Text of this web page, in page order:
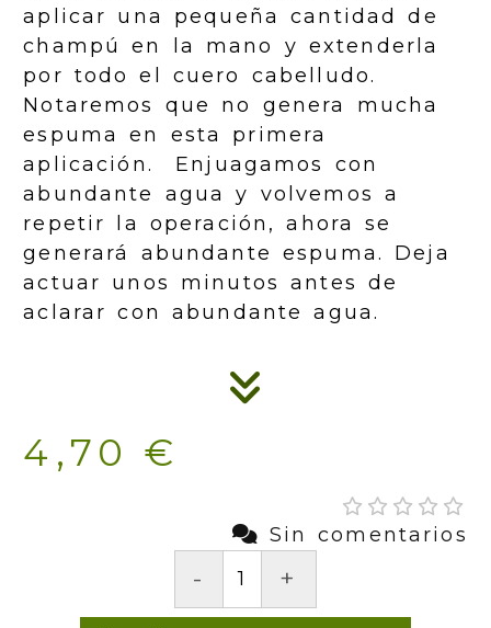
aplicar una pequeña cantidad de
champú en la mano y extenderla
por todo el cuero cabelludo.
Notaremos que no genera mucha
espuma en esta primera
aplicación. Enjuagamos con
abundante agua y volvemos a
repetir la operación, ahora se
generará abundante espuma. Deja
actuar unos minutos antes de
aclarar con abundante agua.
4,70 €
Sin comentarios
- +